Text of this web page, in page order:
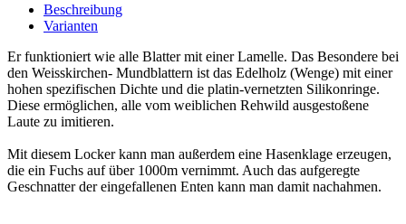
Beschreibung
Varianten
Er funktioniert wie alle Blatter mit einer Lamelle. Das Besondere bei
den Weisskirchen- Mundblattern ist das Edelholz (Wenge) mit einer
hohen spezifischen Dichte und die platin-vernetzten Silikonringe.
Diese ermöglichen, alle vom weiblichen Rehwild ausgestoßene
Laute zu imitieren.
Mit diesem Locker kann man außerdem eine Hasenklage erzeugen,
die ein Fuchs auf über 1000m vernimmt. Auch das aufgeregte
Geschnatter der eingefallenen Enten kann man damit nachahmen.